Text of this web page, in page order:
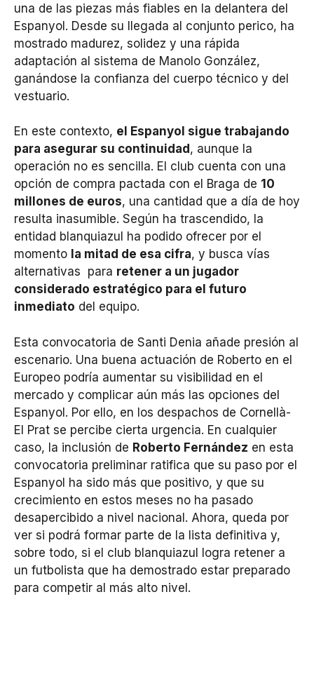
una de las piezas más fiables en la delantera del
Espanyol. Desde su llegada al conjunto perico, ha
mostrado madurez, solidez y una rápida
adaptación al sistema de Manolo González,
ganándose la confianza del cuerpo técnico y del
vestuario.
En este contexto, el Espanyol sigue trabajando
para asegurar su continuidad , aunque la
operación no es sencilla. El club cuenta con una
opción de compra pactada con el Braga de 10
millones de euros, una cantidad que a día de hoy
resulta inasumible. Según ha trascendido, la
entidad blanquiazul ha podido ofrecer por el
momento la mitad de esa cifra, y busca vías
alternativas para retener a un jugador
considerado estratégico para el futuro
inmediato del equipo.
Esta convocatoria de Santi Denia añade presión al
escenario. Una buena actuación de Roberto en el
Europeo podría aumentar su visibilidad en el
mercado y complicar aún más las opciones del
Espanyol. Por ello, en los despachos de Cornellà-
El Prat se percibe cierta urgencia. En cualquier
caso, la inclusión de Roberto Fernández en esta
convocatoria preliminar ratifica que su paso por el
Espanyol ha sido más que positivo, y que su
crecimiento en estos meses no ha pasado
desapercibido a nivel nacional. Ahora, queda por
ver si podrá formar parte de la lista definitiva y,
sobre todo, si el club blanquiazul logra retener a
un futbolista que ha demostrado estar preparado
para competir al más alto nivel.